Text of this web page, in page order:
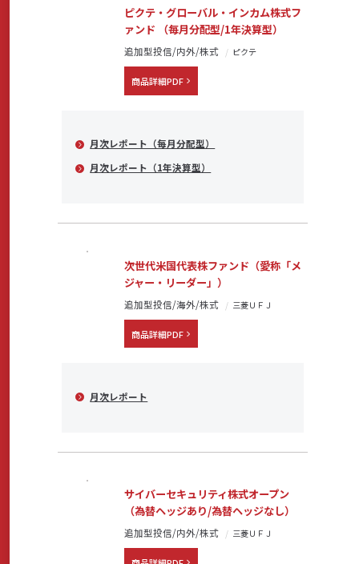
ピクテ・グローバル・インカム株式フ
ァンド （毎月分配型/1年決算型）
追加型投信/内外/株式 ピクテ
商品詳細PDF
月次レポート（毎月分配型）
月次レポート（1年決算型）
次世代米国代表株ファンド（愛称「メ
ジャー・リーダー」）
追加型投信/海外/株式 三菱ＵＦＪ
商品詳細PDF
月次レポート
サイバーセキュリティ株式オープン
（為替ヘッジあり/為替ヘッジなし）
追加型投信/内外/株式 三菱ＵＦＪ